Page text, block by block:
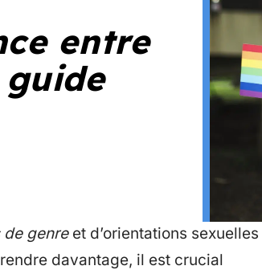
entre
guide
de genreet d’orientations sexuelles
davantage, il est crucial